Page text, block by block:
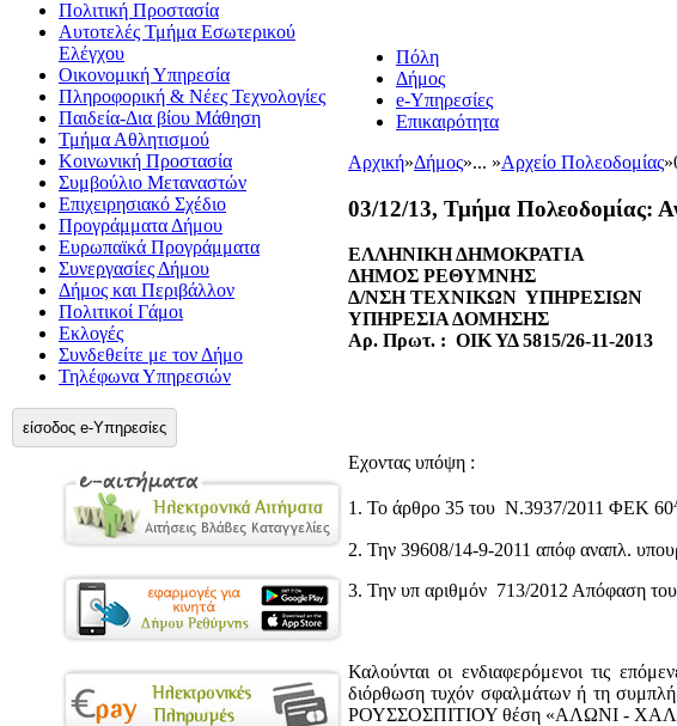
Πολιτική Προστασία
Αυτοτελές Τμήμα Εσωτερικού
Ελέγχου
Οικονομική Υπηρεσία
Πληροφορική & Νέες Τεχνολογίες
Παιδεία-Δια βίου Μάθηση
Τμήμα Αθλητισμού
Κοινωνική Προστασία
Συμβούλιο Μεταναστών
Επιχειρησιακό Σχέδιο
Προγράμματα Δήμου
Ευρωπαϊκά Προγράμματα
Συνεργασίες Δήμου
Δήμος και Περιβάλλον
Πολιτικοί Γάμοι
Εκλογές
Συνδεθείτε με τον Δήμο
Τηλέφωνα Υπηρεσιών
είσοδος e-Υπηρεσίες
Πόλη
Δήμος
e-Υπηρεσίες
Επικαιρότητα
Αρχική»Δήμος»... »Αρχείο Πολεοδομίας»
03/12/13, Τμήμα Πολεοδομίας:
ΕΛΛΗΝΙΚΗ ΔΗΜΟΚΡΑΤΙΑ
ΔΗΜΟΣ ΡΕΘΥΜΝΗΣ
Δ/ΝΣΗ ΤΕΧΝΙΚΩΝ ΥΠΗΡΕΣΙΩΝ
ΥΠΗΡΕΣΙΑ ΔΟΜΗΣΗΣ
Αρ. Πρωτ. : ΟΙΚ ΥΔ 5815/26-11-2013
Εχοντας υπόψη :
1. Το άρθρο 35 του Ν.3937/2011 ΦΕΚ 60
2. Την 39608/14-9-2011 απόφ αναπλ.
3. Την υπ αριθμόν 713/2012 Απόφαση
Καλούνται οι ενδιαφερόμενοι τις
διόρθωση τυχόν σφαλμάτων ή τη
ΡΟΥΣΣΟΣΠΙΤΙΟΥ θέση «ΑΛΩΝΙ - ΧΑΛΕΠΑ»